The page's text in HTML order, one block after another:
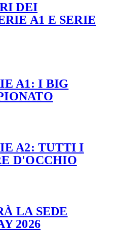
DEI
A1 E SERIE
A1: I BIG
A2: TUTTI I
D'OCCHIO
LA SEDE
2026